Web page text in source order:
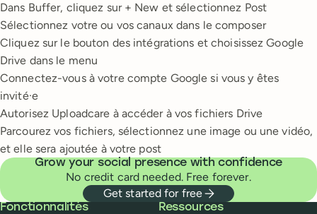
Dans Buffer, cliquez sur + New et sélectionnez Post
Sélectionnez votre ou vos canaux dans le composer
Cliquez sur le bouton des intégrations et choisissez Google
Drive dans le menu
Connectez-vous à votre compte Google si vous y êtes
invité·e
Autorisez Uploadcare à accéder à vos fichiers Drive
Parcourez vos fichiers, sélectionnez une image ou une vidéo,
et elle sera ajoutée à votre post
Grow your social presence with confidence
No credit card needed. Free forever.
Get started for free
Buffer
Fonctionnalités Ressources